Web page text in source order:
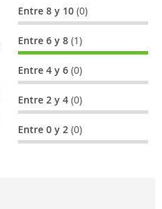
Entre 8 y 10(0)
Entre 6 y 8(1)
Entre 4 y 6(0)
Entre 2 y 4(0)
Entre 0 y 2(0)